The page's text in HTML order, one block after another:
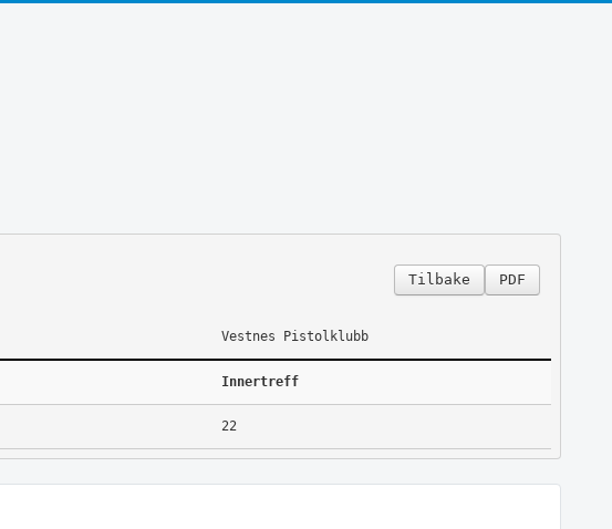
PDF
Tilbake
Vestnes Pistolklubb
Innertreff
22